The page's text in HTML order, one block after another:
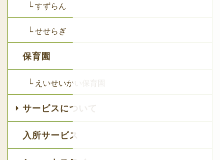
└ すずらん
└ せせらぎ
保育園
└ えいせいかい保育園
サービスについて
入所サービス